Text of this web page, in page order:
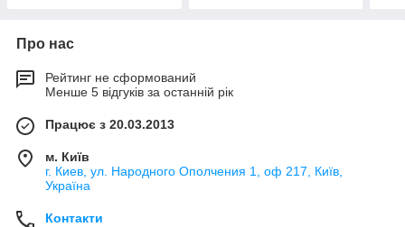
Про нас
Рейтинг не сформований
Менше 5 відгуків за останній рік
Працює з 20.03.2013
м. Київ
г. Киев, ул. Народного Ополчения 1, оф 217, Київ,
Україна
Контакти